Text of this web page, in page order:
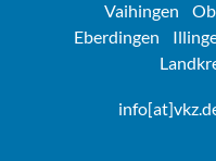
Vaihingen
Eberdingen